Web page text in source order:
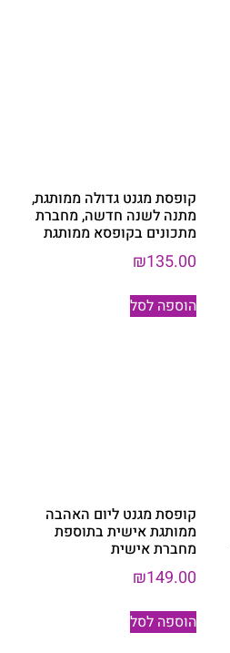
קופסת מגנט גדולה ממותגת,
מתנה לשנה חדשה, מחברת
מתכונים בקופסא ממותגת
₪135.00
הוספה לסל
קופסת מגנט ליום האהבה
ממותגת אישית בתוספת
מחברת אישית
₪149.00
הוספה לסל